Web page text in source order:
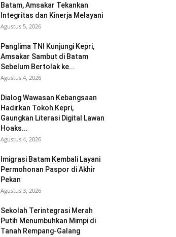
Batam, Amsakar Tekankan
Integritas dan Kinerja Melayani
Agustus 5, 2026
Panglima TNI Kunjungi Kepri,
Amsakar Sambut di Batam
Sebelum Bertolak ke...
Agustus 4, 2026
Dialog Wawasan Kebangsaan
Hadirkan Tokoh Kepri,
Gaungkan Literasi Digital Lawan
Hoaks...
Agustus 4, 2026
Imigrasi Batam Kembali Layani
Permohonan Paspor di Akhir
Pekan
Agustus 3, 2026
Sekolah Terintegrasi Merah
Putih Menumbuhkan Mimpi di
Tanah Rempang-Galang